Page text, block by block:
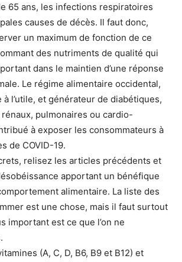
65 ans, les infections respiratoires
causes de décès. Il faut donc,
un maximum de fonction de ce
des nutriments de qualité qui
dans le maintien d’une réponse
Le régime alimentaire occidental,
l’utile, et générateur de diabétiques,
pulmonaires ou cardio-
à exposer les consommateurs à
de COVID-19.
relisez les articles précédents et
apportant un bénéfique
alimentaire. La liste des
est une chose, mais il faut surtout
important est ce que l’on ne
(A, C, D, B6, B9 et B12) et